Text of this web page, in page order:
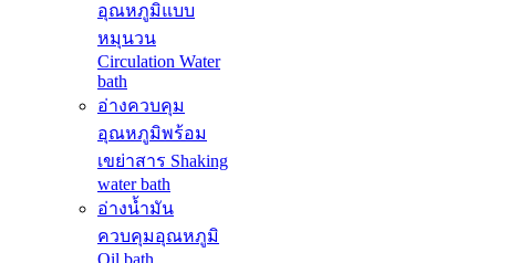
อุณหภูมิแบบ
หมุนวน
Circulation Water
bath
อ่างควบคุม
อุณหภูมิพร้อม
เขย่าสาร Shaking
water bath
อ่างน้ำมัน
ควบคุมอุณหภูมิ